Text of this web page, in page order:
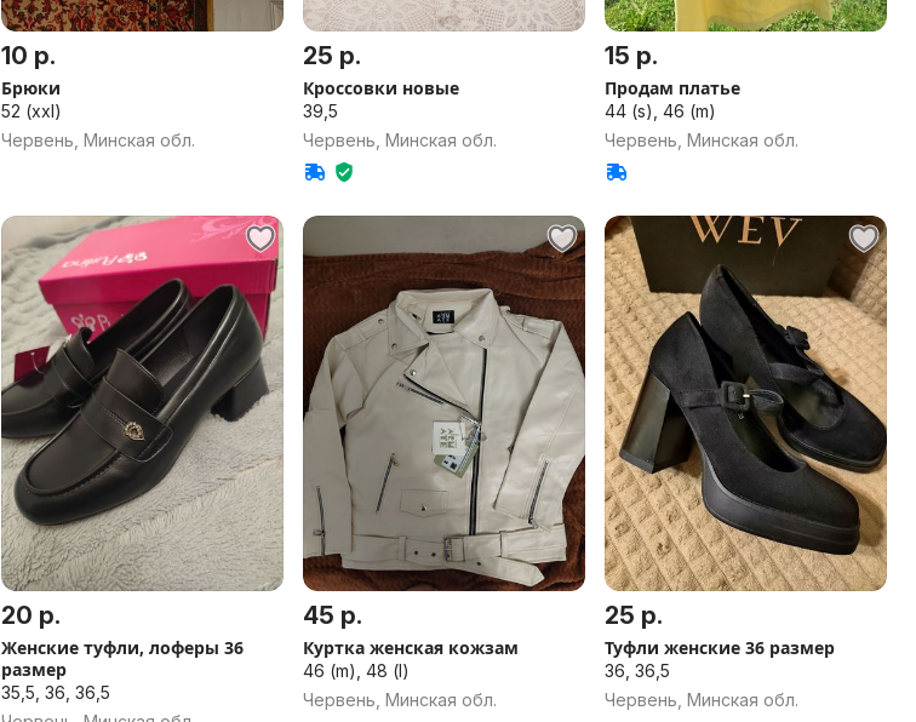
10 р.
Брюки
52 (xxl)
Червень, Минская обл.
25 р.
Кроссовки новые
39,5
Червень, Минская обл.
15 р.
Продам платье
44 (s), 46 (m)
Червень, Минская обл.
20 р.
Женские туфли, лоферы 36
размер
35,5, 36, 36,5
45 р.
Куртка женская кожзам
46 (m), 48 (l)
Червень, Минская обл.
25 р.
Туфли женские 36 размер
36, 36,5
Червень, Минская обл.